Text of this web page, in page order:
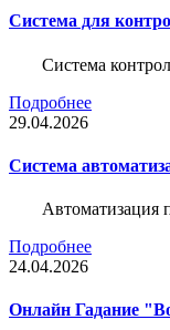
Система для
Система
Подробнее
29.04.2026
Система
Автоматизация
Подробнее
24.04.2026
Онлайн Гадание